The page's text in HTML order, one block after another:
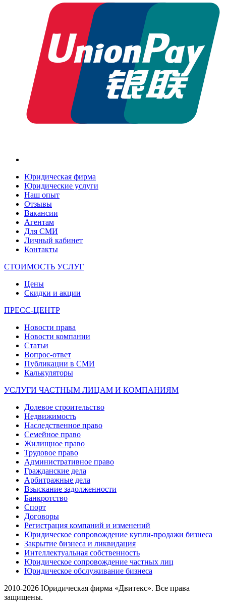
Юридическая фирма
Юридические услуги
Наш опыт
Отзывы
Вакансии
Агентам
Для СМИ
Личный кабинет
Контакты
СТОИМОСТЬ УСЛУГ
Цены
Скидки и акции
ПРЕСС-ЦЕНТР
Новости права
Новости компании
Статьи
Вопрос-ответ
Публикации в СМИ
Калькуляторы
УСЛУГИ ЧАСТНЫМ ЛИЦАМ И КОМПАНИЯМ
Долевое строительство
Недвижимость
Наследственное право
Семейное право
Жилищное право
Трудовое право
Административное право
Гражданские дела
Арбитражные дела
Взыскание задолженности
Банкротство
Спорт
Договоры
Регистрация компаний и изменений
Юридическое сопровождение купли-продажи бизнеса
Закрытие бизнеса и ликвидация
Интеллектуальная собственность
Юридическое сопровождение частных лиц
Юридическое обслуживание бизнеса
2010-2026 Юридическая фирма «Двитекс». Все права
защищены.